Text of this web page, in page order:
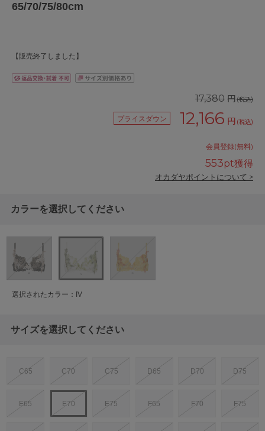
65/70/75/80cm
【販売終了しました】
17,380 円(税込)
プライスダウン 12,166 円 (税込)
会員登録(無料)
553pt獲得
オカダヤポイントについて >
カラーを選択してください
選択されたカラー：IV
サイズを選択してください
C65 C70 C75 D65 D70 D75
E65 E70 E75 F65 F70 F75